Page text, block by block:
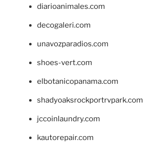
diarioanimales.com
decogaleri.com
unavozparadios.com
shoes-vert.com
elbotanicopanama.com
shadyoaksrockportrvpark.com
jccoinlaundry.com
kautorepair.com